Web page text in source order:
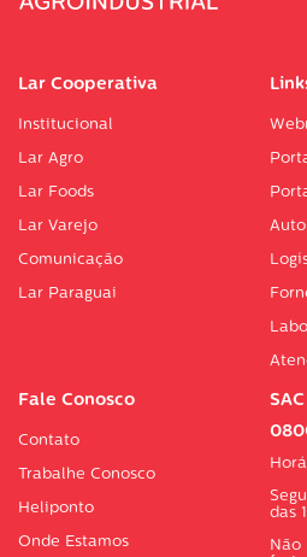
Lar Cooperativa
Institucional
Lar Agro
Lar Foods
Lar Varejo
Comunicação
Lar Paraguai
Fale Conosco
Contato
Trabalhe Conosco
Heliponto
Onde Estamos
SAC
das
Não